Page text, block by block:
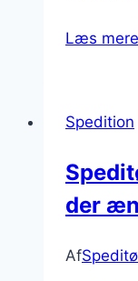
Læs mere
Spedition
der
Af